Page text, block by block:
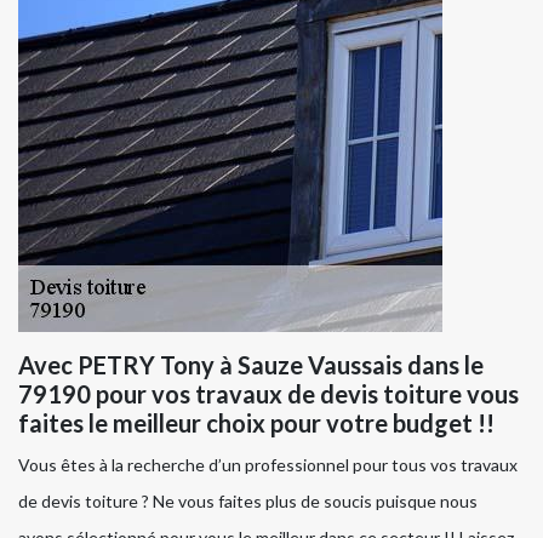
Avec PETRY Tony à Sauze Vaussais dans le
79190 pour vos travaux de devis toiture vous
faites le meilleur choix pour votre budget !!
Vous êtes à la recherche d’un professionnel pour tous vos travaux
de devis toiture ? Ne vous faites plus de soucis puisque nous